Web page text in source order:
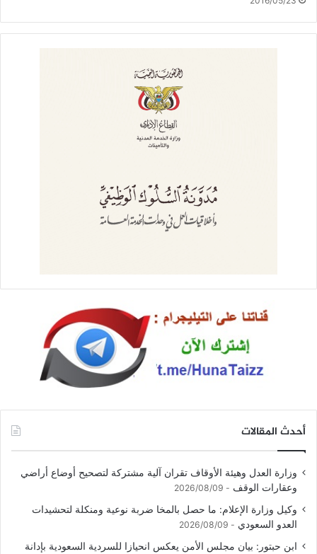
أحدث المقالات
وزارة العدل وهيئة الأوقاف تقران آلية مشتركة لتصحيح أوضاع أراضي
وعقارات الوقف
2026/08/09
وكيل وزارة الإعلام: ما حصل بالمخا ضربة نوعية ومنكلة لتحشيدات
العدو السعودي
2026/08/09
ابن حبتور: بيان مجلس الأمن يعكس انحيازا للسردية السعودية بإدانة